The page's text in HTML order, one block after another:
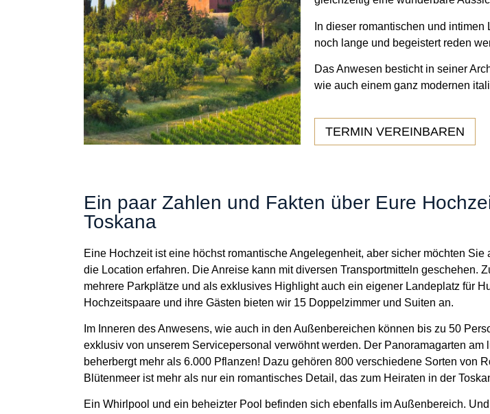
In dieser romantischen und
noch lange und begeistert reden
Das Anwesen besticht in seiner
wie auch einem ganz modernen
TERMIN VEREINBAREN
Ein paar Zahlen und Fakten über Eure
Toskana
Eine Hochzeit ist eine höchst romantische Angelegenheit, aber sicher möchten Sie
die Location erfahren. Die Anreise kann mit diversen Transportmitteln geschehen.
mehrere Parkplätze und als exklusives Highlight auch ein eigener Landeplatz für
Hochzeitspaare und ihre Gästen bieten wir 15 Doppelzimmer und Suiten an.
Im Inneren des Anwesens, wie auch in den Außenbereichen können bis zu 50
exklusiv von unserem Servicepersonal verwöhnt werden. Der Panoramagarten am
beherbergt mehr als 6.000 Pflanzen! Dazu gehören 800 verschiedene Sorten von
Blütenmeer ist mehr als nur ein romantisches Detail, das zum Heiraten in der
Ein Whirlpool und ein beheizter Pool befinden sich ebenfalls im Außenbereich.